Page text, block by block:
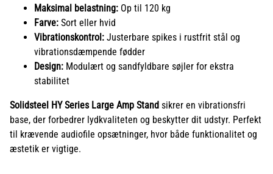
Maksimal belastning: Op til 120 kg
Farve: Sort eller hvid
Vibrationskontrol: Justerbare spikes i rustfrit stål og
vibrationsdæmpende fødder
Design: Modulært og sandfyldbare søjler for ekstra
stabilitet
Solidsteel HY Series Large Amp Stand sikrer en vibrationsfri
base, der forbedrer lydkvaliteten og beskytter dit udstyr. Perfekt
til krævende audiofile opsætninger, hvor både funktionalitet og
æstetik er vigtige.